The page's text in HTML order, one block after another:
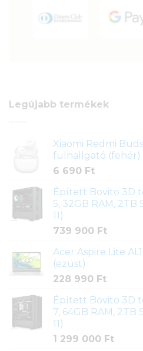
Legújabb termékek
Xiaomi Redmi
fülhallgató (fehér)
6 690 Ft
Épített Bovito 3D
5, 32GB RAM, 2TB
11)
739 900 Ft
Acer Aspire Lite
(ezüst)
228 990 Ft
Épített Bovito 3D
7, 64GB RAM, 2TB
11)
1 299 000 Ft